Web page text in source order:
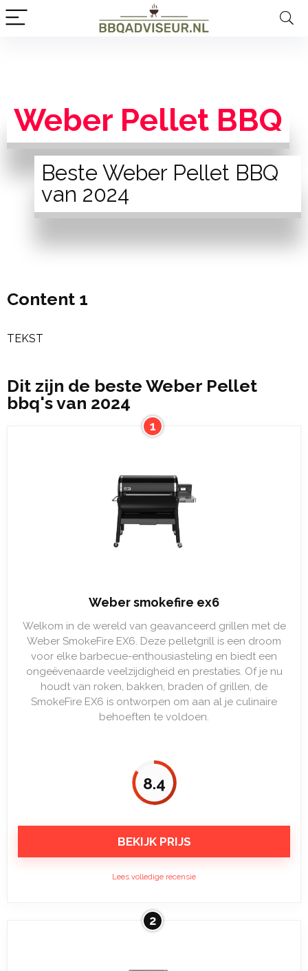
Weber Pellet BBQ
Beste Weber Pellet BBQ
van 2024
Content 1
TEKST
Dit zijn de beste Weber Pellet
bbq's van 2024
1
Weber smokefire ex6
Welkom in de wereld van geavanceerd grillen met de
Weber SmokeFire EX6. Deze pelletgrill is een droom
voor elke barbecue-enthousiasteling en biedt een
ongeëvenaarde veelzijdigheid en prestaties. Of je nu
houdt van roken, bakken, braden of grillen, de
SmokeFire EX6 is ontworpen om aan al je culinaire
behoeften te voldoen.
8.4
BEKIJK PRIJS
Lees volledige recensie
2